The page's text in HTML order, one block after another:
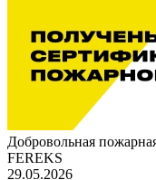
Добровольная
FEREKS
29.05.2026